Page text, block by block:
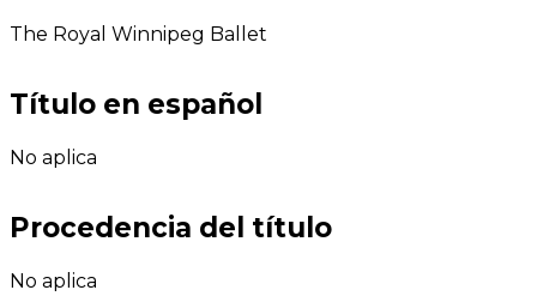
The Royal Winnipeg Ballet
Título en español
No aplica
Procedencia del título
No aplica